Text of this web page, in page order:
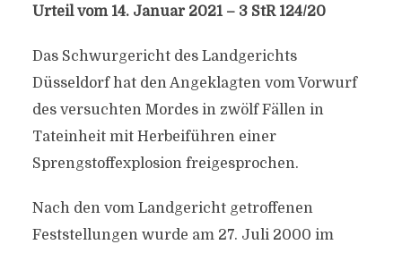
Urteil vom 14. Januar 2021 – 3 StR 124/20
Das Schwurgericht des Landgerichts
Düsseldorf hat den Angeklagten vom Vorwurf
des versuchten Mordes in zwölf Fällen in
Tateinheit mit Herbeiführen einer
Sprengstoffexplosion freigesprochen.
Nach den vom Landgericht getroffenen
Feststellungen wurde am 27. Juli 2000 im